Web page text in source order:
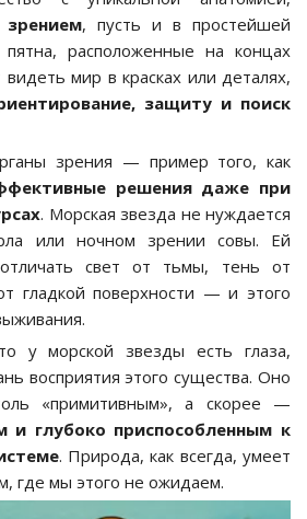
, пусть и в простейшей
расположенные на концах
мир в красках или деталях,
защиту и поиск
зрения — пример того, как
решения даже при
. Морская звезда не нуждается
или ночном зрении совы. Ей
свет от тьмы, тень от
гладкой поверхности — и этого
у морской звезды есть глаза,
восприятия этого существа. Оно
«примитивным», а скорее —
и глубоко приспособленным к
. Природа, как всегда, умеет
где мы этого не ожидаем.